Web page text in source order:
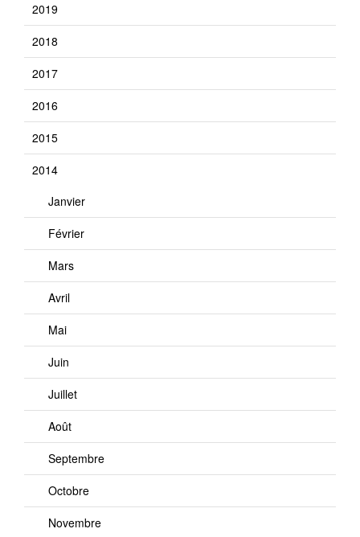
2019
2018
2017
2016
2015
2014
Janvier
Février
Mars
Avril
Mai
Juin
Juillet
Août
Septembre
Octobre
Novembre